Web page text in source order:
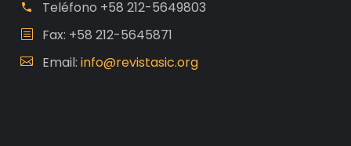
Teléfono +58 212-5649803
Fax: +58 212-5645871
Email: info@revistasic.org